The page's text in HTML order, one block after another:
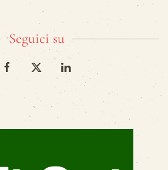
Seguici su